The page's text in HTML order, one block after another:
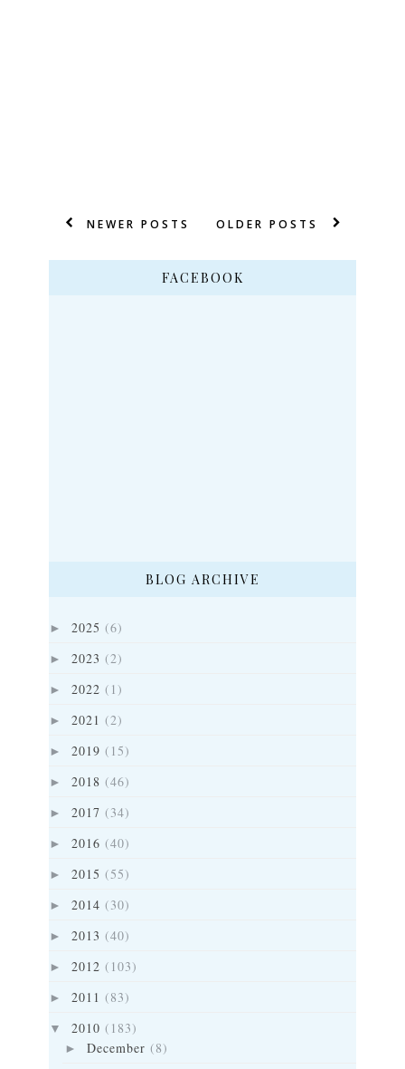
NEWER POSTS OLDER POSTS
FACEBOOK
BLOG ARCHIVE
► 2025 (6)
► 2023 (2)
► 2022 (1)
► 2021 (2)
► 2019 (15)
► 2018 (46)
► 2017 (34)
► 2016 (40)
► 2015 (55)
► 2014 (30)
► 2013 (40)
► 2012 (103)
► 2011 (83)
▼ 2010 (183)
► December (8)